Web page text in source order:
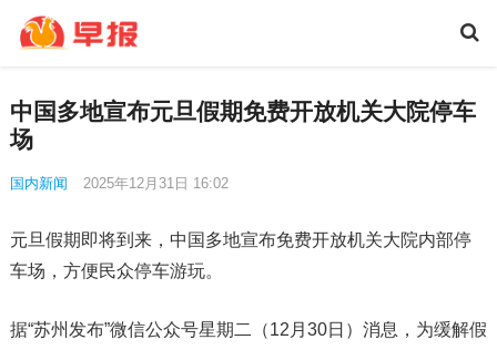
中国多地宣布元旦假期免费开放机关大院停车
场
国内新闻 2025年12月31日 16:02
元旦假期即将到来，中国多地宣布免费开放机关大院内部停
车场，方便民众停车游玩。
据“苏州发布”微信公众号星期二（12月30日）消息，为缓解假